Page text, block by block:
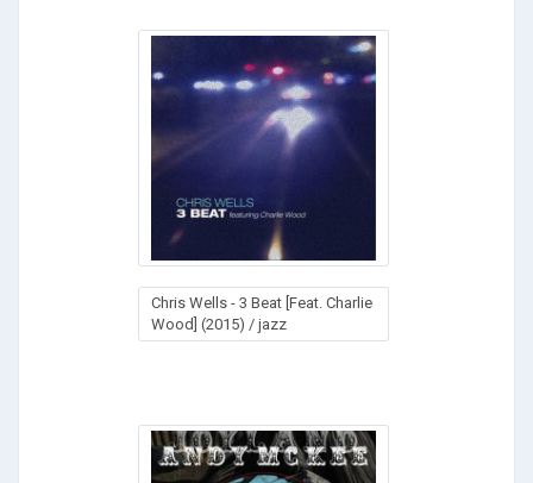
Chris Wells - 3 Beat [Feat. Charlie
Wood] (2015) / jazz